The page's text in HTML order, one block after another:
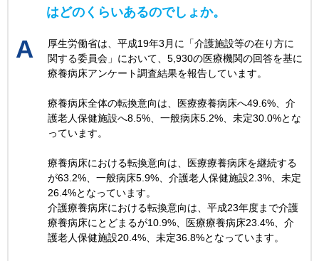
はどのくらいあるのでしょか。
厚生労働省は、平成19年3月に「介護施設等の在り方に
関する委員会」において、5,930の医療機関の回答を基に
療養病床アンケート調査結果を報告しています。
療養病床全体の転換意向は、医療療養病床へ49.6%、介
護老人保健施設へ8.5%、一般病床5.2%、未定30.0%とな
っています。
療養病床における転換意向は、医療療養病床を継続する
が63.2%、一般病床5.9%、介護老人保健施設2.3%、未定
26.4%となっています。
介護療養病床における転換意向は、平成23年度まで介護
療養病床にとどまるが10.9%、医療療養病床23.4%、介
護老人保健施設20.4%、未定36.8%となっています。